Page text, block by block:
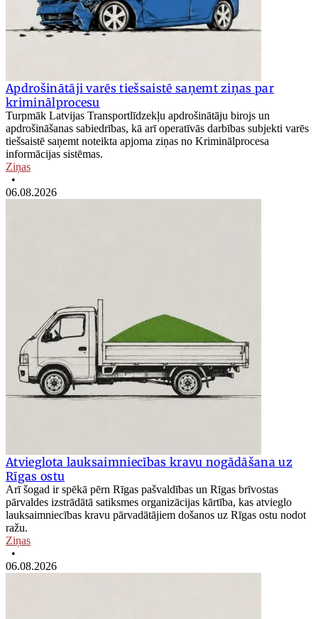
Apdrošinātāji varēs tiešsaistē saņemt ziņas par
kriminālprocesu
Turpmāk Latvijas Transportlīdzekļu apdrošinātāju birojs un
apdrošināšanas sabiedrības, kā arī operatīvās darbības subjekti varēs
tiešsaistē saņemt noteikta apjoma ziņas no Kriminālprocesa
informācijas sistēmas.
Ziņas
•
06.08.2026
Atvieglota lauksaimniecības kravu nogādāšana uz
Rīgas ostu
Arī šogad ir spēkā pērn Rīgas pašvaldības un Rīgas brīvostas
pārvaldes izstrādātā satiksmes organizācijas kārtība, kas atvieglo
lauksaimniecības kravu pārvadātājiem došanos uz Rīgas ostu nodot
ražu.
Ziņas
•
06.08.2026